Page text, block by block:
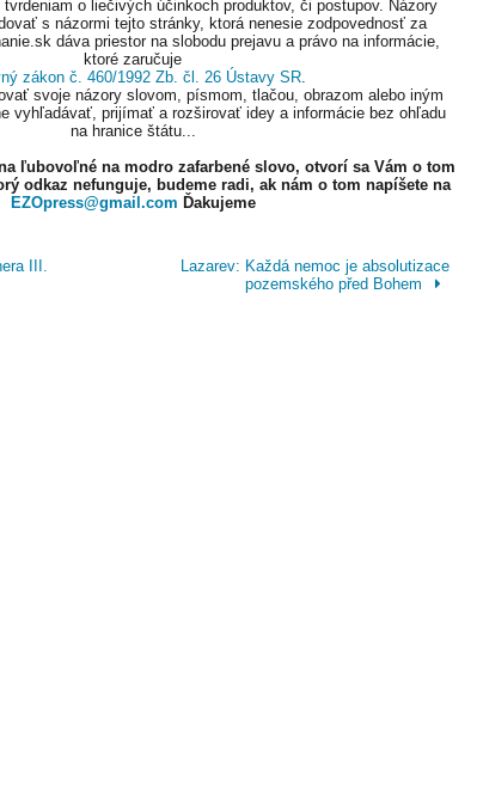
o liečivých účinkoch produktov, či postupov. Názory
s názormi tejto stránky, ktorá nenesie zodpovednosť za
dáva priestor na slobodu prejavu a právo na informácie,
ktoré zaručuje
zákon č. 460/1992 Zb. čl. 26 Ústavy SR.
svoje názory slovom, písmom, tlačou, obrazom alebo iným
vyhľadávať, prijímať a rozširovať idey a informácie bez ohľadu
na hranice štátu...
ľubovoľné na modro zafarbené slovo, otvorí sa Vám o tom
odkaz nefunguje, budeme radi, ak nám o tom napíšete na
EZOpress@gmail.com Ďakujeme
III.
Lazarev: Každá nemoc je absolutizace
pozemského před Bohem